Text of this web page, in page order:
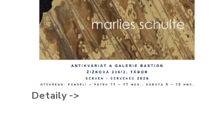
Detaily ->